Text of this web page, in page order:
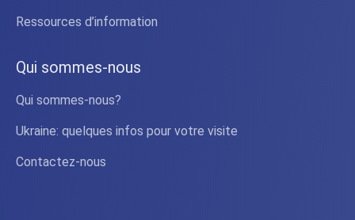
Ressources d’information
Qui sommes-nous
Qui sommes-nous?
Ukraine: quelques infos pour votre visite
Contactez-nous